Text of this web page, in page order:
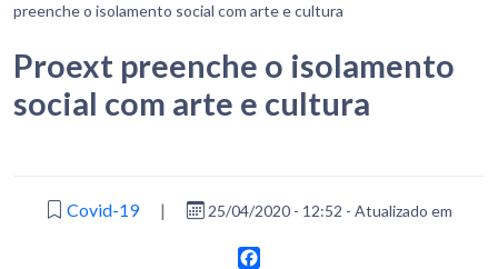
preenche o isolamento social com arte e cultura
Proext preenche o isolamento
social com arte e cultura
Covid-19 | 25/04/2020 - 12:52 - Atualizado em